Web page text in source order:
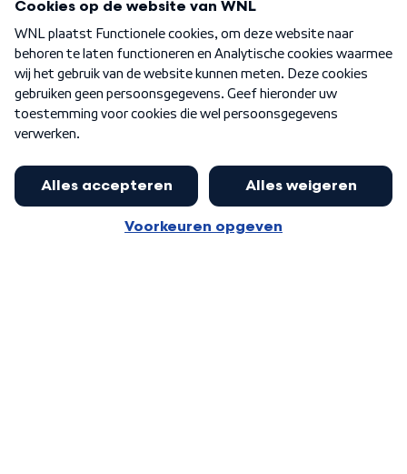
Nieuwsbrief
Word Lid